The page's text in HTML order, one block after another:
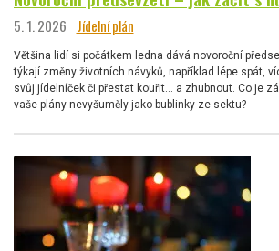
5. 1. 2026 Jídelní plán
Většina lidí si počátkem ledna dává novoroční
týkají změny životních návyků, například lépe spát,
svůj jídelníček či přestat kouřit… a zhubnout. Co je
vaše plány nevyšuměly jako bublinky ze sektu?